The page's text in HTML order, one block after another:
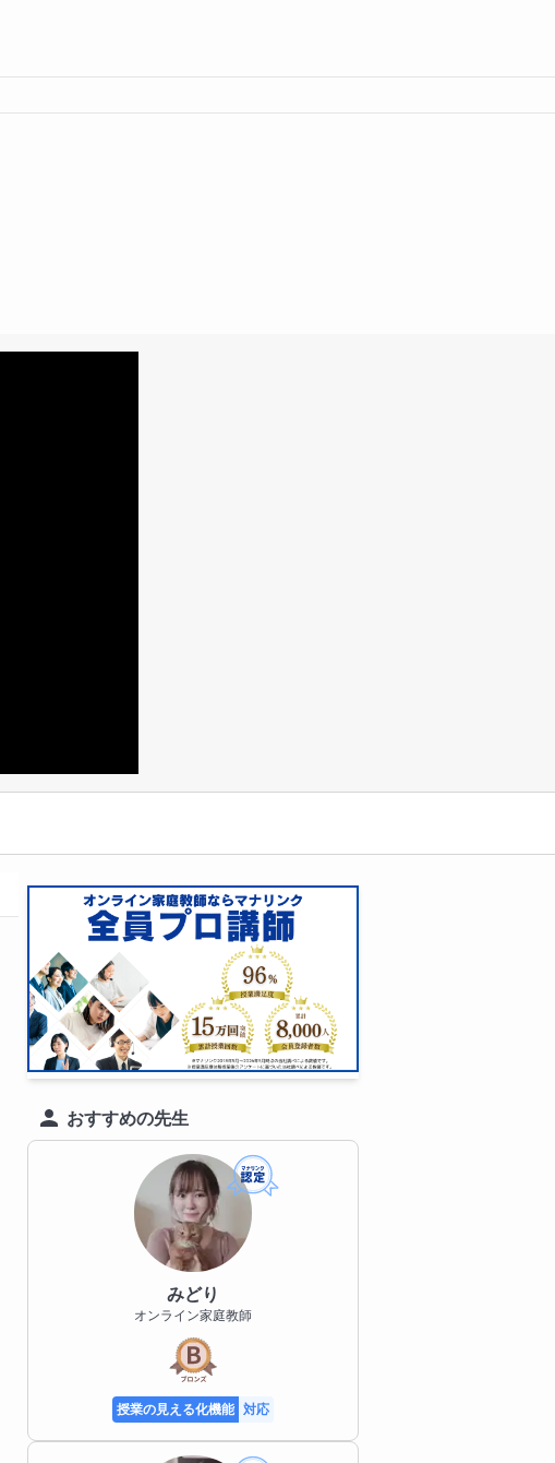
おすすめの先生
みどり
オンライン家庭教師
授業の見える化機能 対応